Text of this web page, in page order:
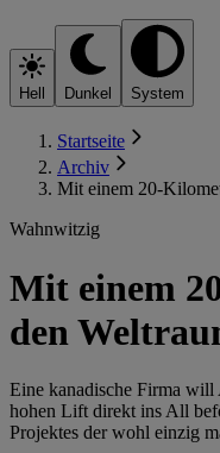
Hell Dunkel System
Startseite
Archiv
Mit einem 20-
Wahnwitzig
Mit einem
den
Eine kanadische Firma
hohen Lift direkt ins All
Projektes der wohl einzig